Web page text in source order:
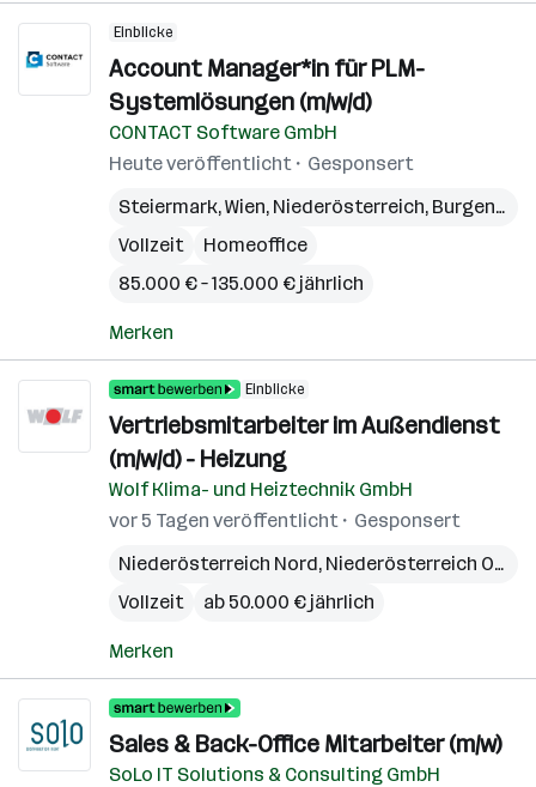
Einblicke
Account Manager*in für PLM-
Systemlösungen (m/w/d)
CONTACT Software GmbH
Heute veröffentlicht
Gesponsert
Steiermark,Wien, Niederösterreich, Burgenland
Vollzeit
Homeoffice
85.000 € – 135.000 € jährlich
Merken
Einblicke
Vertriebsmitarbeiter im Außendienst
(m/w/d) - Heizung
Wolf Klima- und Heiztechnik GmbH
vor 5 Tagen veröffentlicht
Gesponsert
Niederösterreich Nord, Niederösterreich Ost
Vollzeit
ab 50.000 € jährlich
Merken
Sales & Back-Office Mitarbeiter (m/w)
SoLo IT Solutions & Consulting GmbH